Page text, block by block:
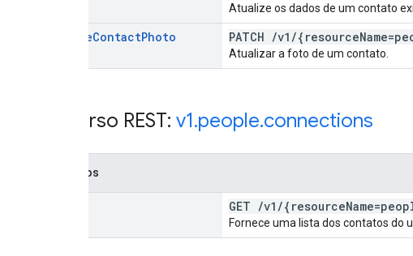
Atualize os dados de um contato
updateContactPhoto PATCH /v1 /{resource
Atualizar a foto de um contato.
Recurso REST: v1.people.connections
Métodos
GET /v1 /{resource
Fornece uma lista dos contatos do